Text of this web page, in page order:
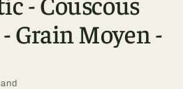
Grain Moyen -